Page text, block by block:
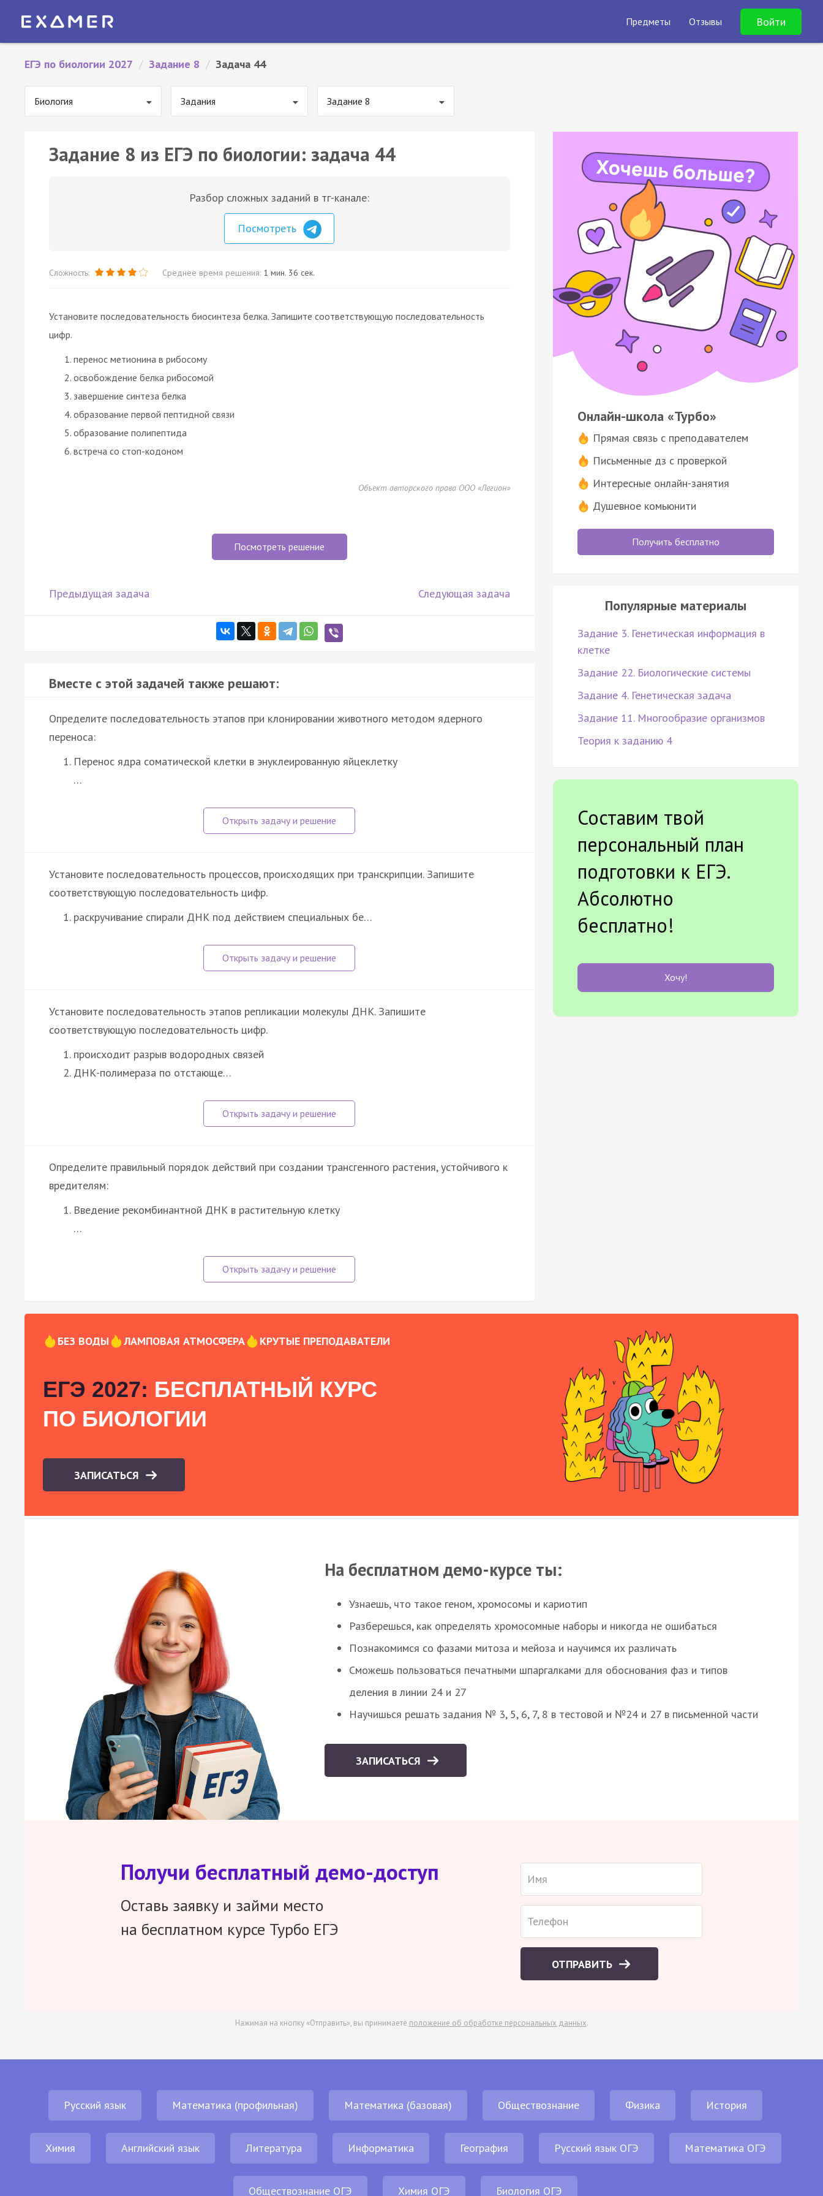
Предметы Отзывы Войти
ЕГЭ по биологии 2027 / Задание 8 / Задача 44
Биология Задания Задание 8
Задание 8 из ЕГЭ по биологии: задача 44
Разбор сложных заданий в тг-канале:
Посмотреть
Сложность: Среднее время решения: 1 мин. 36 сек.
Установите последовательность биосинтеза белка. Запишите соответствующую последовательность
цифр.
перенос метионина в рибосому
освобождение белка рибосомой
завершение синтеза белка
образование первой пептидной связи
образование полипептида
встреча со стоп-кодоном
Объект авторского права ООО «Легион»
Посмотреть решение
Предыдущая задача Следующая задача
Вместе с этой задачей также решают:
Определите последовательность этапов при клонировании животного методом ядерного
переноса:
Перенос ядра соматической клетки в энуклеированную яйцеклетку
…
Установите последовательность процессов, происходящих при транскрипции. Запишите
соответствующую последовательность цифр.
раскручивание спирали ДНК под действием специальных бе…
Установите последовательность этапов репликации молекулы ДНК. Запишите
соответствующую последовательность цифр.
происходит разрыв водородных связей
ДНК-полимераза по отстающе…
Определите правильный порядок действий при создании трансгенного растения, устойчивого к
вредителям:
Введение рекомбинантной ДНК в растительную клетку
…
Онлайн-школа «Турбо»
Прямая связь с преподавателем
Письменные дз с проверкой
Интересные онлайн-занятия
Душевное комьюнити
Получить бесплатно
Популярные материалы
Задание 3. Генетическая информация в
клетке
Задание 22. Биологические системы
Задание 4. Генетическая задача
Задание 11. Многообразие организмов
Теория к заданию 4
Составим твой
персональный план
подготовки к ЕГЭ.
Абсолютно
бесплатно!
Хочу!
БЕЗ ВОДЫ ЛАМПОВАЯ АТМОСФЕРА КРУТЫЕ ПРЕПОДАВАТЕЛИ
ЕГЭ 2027: БЕСПЛАТНЫЙ КУРС
ПО БИОЛОГИИ
ЗАПИСАТЬСЯ
На бесплатном демо-курсе ты:
Узнаешь, что такое геном, хромосомы и кариотип
Разберешься, как определять хромосомные наборы и никогда не ошибаться
Познакомимся со фазами митоза и мейоза и научимся их различать
Сможешь пользоваться печатными шпаргалками для обоснования фаз и типов
деления в линии 24 и 27
Научишься решать задания № 3, 5, 6, 7, 8 в тестовой и №24 и 27 в письменной части
ЗАПИСАТЬСЯ
Получи бесплатный демо-доступ
Оставь заявку и займи место
на бесплатном курсе Турбо ЕГЭ
ОТПРАВИТЬ
Нажимая на кнопку «Отправить», вы принимаете положение об обработке персональных данных.
Русский язык Математика (профильная) Математика (базовая) Обществознание Физика История
Химия Английский язык Литература Информатика География Русский язык ОГЭ Математика ОГЭ
Обществознание ОГЭ Химия ОГЭ Биология ОГЭ